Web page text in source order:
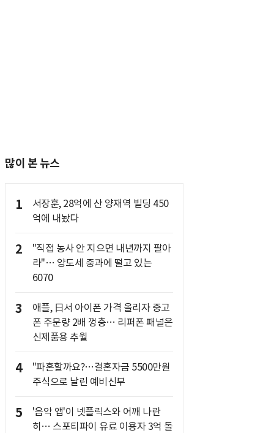
많이 본 뉴스
1
서장훈, 28억에 산 양재역 빌딩 450
억에 내놨다
2
"직접 농사 안 지으면 내년까지 팔아
라"… 양도세 중과에 떨고 있는
6070
3
애플, 日서 아이폰 가격 올리자 중고
폰 주문량 2배 껑충… 리퍼폰 패널은
신제품용 추월
4
"파혼할까요?…결혼자금 5500만원
주식으로 날린 예비신부
5
'음악 앱'이 넷플릭스와 어깨 나란
히… 스포티파이 유료 이용자 3억 돌